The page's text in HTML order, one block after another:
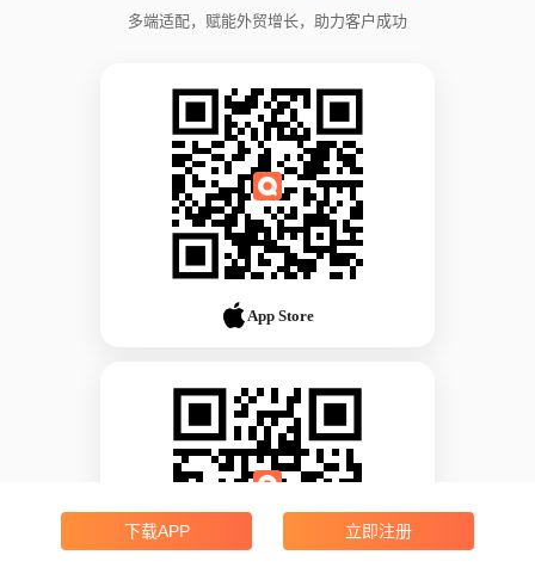
多端适配，赋能外贸增长，助力客户成功
App Store
下载APP 立即注册